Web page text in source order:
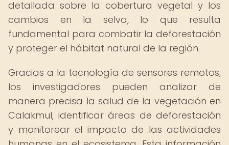
detallada sobre la cobertura vegetal y los
cambios en la selva, lo que resulta
fundamental para combatir la deforestación
y proteger el hábitat natural de la región.
Gracias a la tecnología de sensores remotos,
los investigadores pueden analizar de
manera precisa la salud de la vegetación en
Calakmul, identificar áreas de deforestación
y monitorear el impacto de las actividades